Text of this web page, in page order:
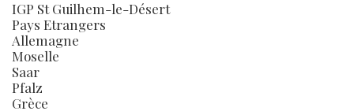
IGP St Guilhem-le-Désert
Pays Etrangers
Allemagne
Moselle
Saar
Pfalz
Grèce